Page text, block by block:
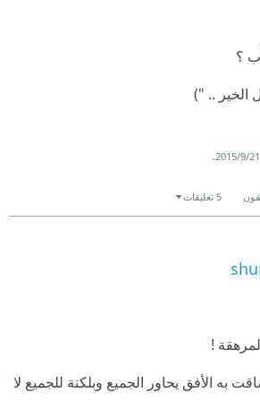
يتبناها
؟
الخير .. ")
21‏/9‏/2015
.
5 تعليقات
!
به الأفق يحاور الجميع وبلكنة للجميع لا